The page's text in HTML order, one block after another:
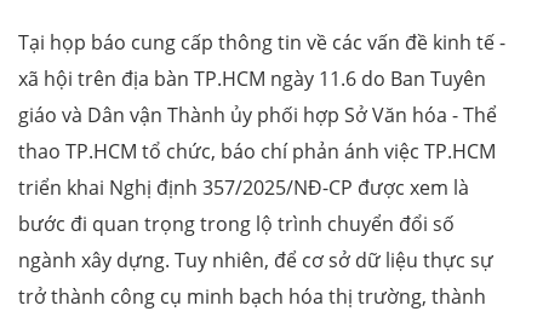
Tại họp báo cung cấp thông tin về các vấn đề kinh tế -
xã hội trên địa bàn TP.HCM ngày 11.6 do Ban Tuyên
giáo và Dân vận Thành ủy phối hợp Sở Văn hóa - Thể
thao TP.HCM tổ chức, báo chí phản ánh việc TP.HCM
triển khai Nghị định 357/2025/NĐ-CP được xem là
bước đi quan trọng trong lộ trình chuyển đổi số
ngành xây dựng. Tuy nhiên, để cơ sở dữ liệu thực sự
trở thành công cụ minh bạch hóa thị trường, thành